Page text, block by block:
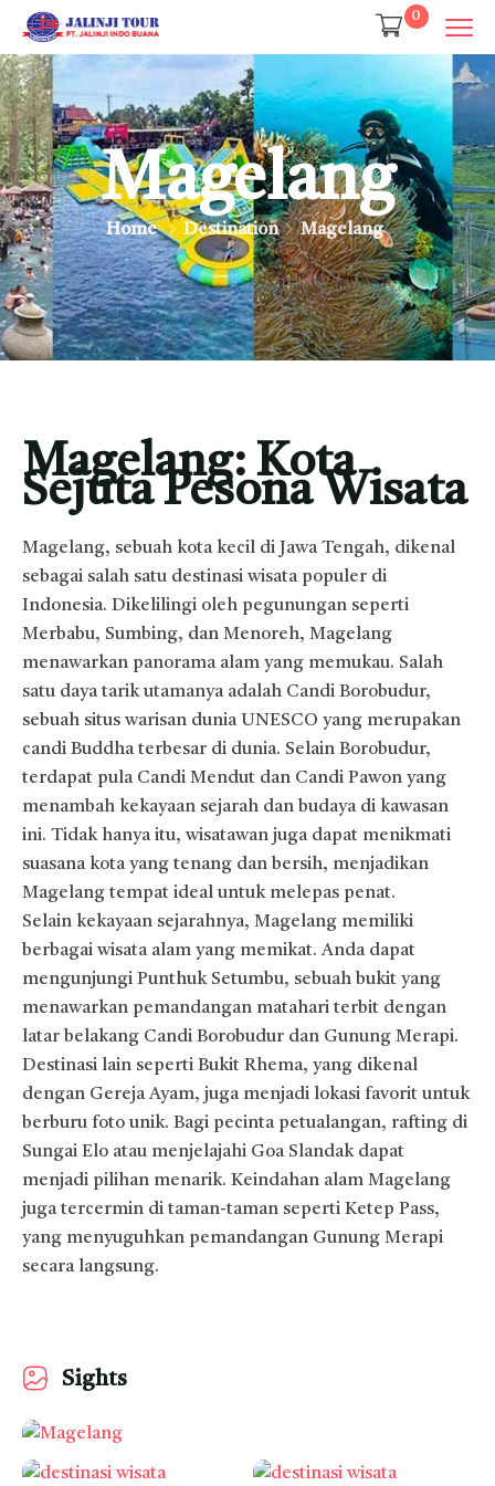
0
Magelang
Home Destination Magelang
Magelang: Kota
Sejuta Pesona Wisata
Magelang, sebuah kota kecil di Jawa Tengah, dikenal
sebagai salah satu destinasi wisata populer di
Indonesia. Dikelilingi oleh pegunungan seperti
Merbabu, Sumbing, dan Menoreh, Magelang
menawarkan panorama alam yang memukau. Salah
satu daya tarik utamanya adalah Candi Borobudur,
sebuah situs warisan dunia UNESCO yang merupakan
candi Buddha terbesar di dunia. Selain Borobudur,
terdapat pula Candi Mendut dan Candi Pawon yang
menambah kekayaan sejarah dan budaya di kawasan
ini. Tidak hanya itu, wisatawan juga dapat menikmati
suasana kota yang tenang dan bersih, menjadikan
Magelang tempat ideal untuk melepas penat.
Selain kekayaan sejarahnya, Magelang memiliki
berbagai wisata alam yang memikat. Anda dapat
mengunjungi Punthuk Setumbu, sebuah bukit yang
menawarkan pemandangan matahari terbit dengan
latar belakang Candi Borobudur dan Gunung Merapi.
Destinasi lain seperti Bukit Rhema, yang dikenal
dengan Gereja Ayam, juga menjadi lokasi favorit untuk
berburu foto unik. Bagi pecinta petualangan, rafting di
Sungai Elo atau menjelajahi Goa Slandak dapat
menjadi pilihan menarik. Keindahan alam Magelang
juga tercermin di taman-taman seperti Ketep Pass,
yang menyuguhkan pemandangan Gunung Merapi
secara langsung.
Sights